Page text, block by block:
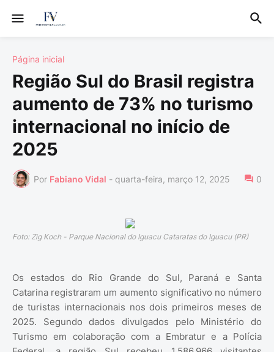
Página inicial
Região Sul do Brasil registra
aumento de 73% no turismo
internacional no início de
2025
Por Fabiano Vidal - quarta-feira, março 12, 2025 0
Foto: Zig Koch - Parque Nacional do Iguacu Cataratas do Iguacu (PR)
Os estados do Rio Grande do Sul, Paraná e Santa
Catarina registraram um aumento significativo no número
de turistas internacionais nos dois primeiros meses de
2025. Segundo dados divulgados pelo Ministério do
Turismo em colaboração com a Embratur e a Polícia